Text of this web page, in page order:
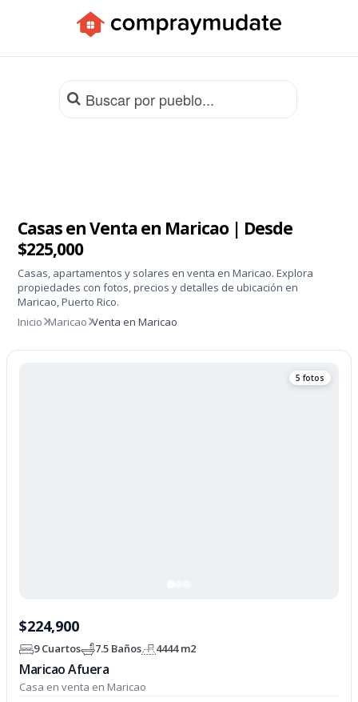
Casas en Venta en Maricao | Desde
$225,000
Casas, apartamentos y solares en venta en Maricao. Explora
propiedades con fotos, precios y detalles de ubicación en
Maricao, Puerto Rico.
Inicio Maricao Venta en Maricao
Listado actualizado de 5 fotos
$224,900
9 Cuartos 7.5 Baños 4444 m2
Maricao Afuera
Casa en venta en Maricao